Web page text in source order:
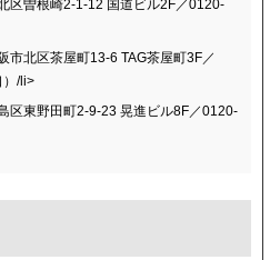
区曽根崎2-1-12 国道ビル2F／0120-
市北区茶屋町13-6 TAG茶屋町3F／
）/li>
区東野田町2-9-23 晃進ビル8F／0120-